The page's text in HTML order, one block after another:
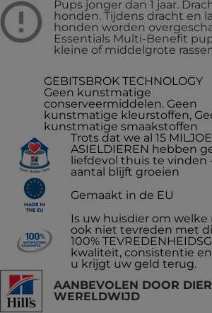
Pups jonger dan 1 jaar.
honden. Tijdens dracht en
honden worden
Essentials Multi-Benefit
kleine of middelgrote
GEBITSBROK TECHNOLOGY
Geen kunstmatige
conserveermiddelen. Geen
kunstmatige kleurstoffen,
kunstmatige smaakstoffen
Trots dat we al 15
ASIELDIEREN hebben
liefdevol thuis te vinden
aantal blijft groeien
Gemaakt in de EU
Is uw huisdier om welke
ook niet tevreden met
100%
kwaliteit, consistentie
u krijgt uw geld terug.
AANBEVOLEN DOOR
WERELDWIJD